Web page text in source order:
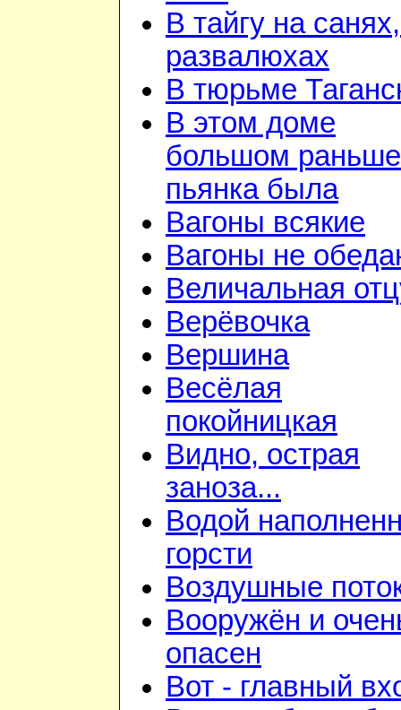
В тайгу на
развалюхах
В тюрьме
В этом доме
большом раньше
пьянка была
Вагоны всякие
Вагоны не
Величальная
Верёвочка
Вершина
Весёлая
покойницкая
Видно, острая
заноза...
Водой
горсти
Воздушные
Вооружён и
опасен
Вот - главный